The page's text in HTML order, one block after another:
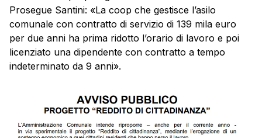
Prosegue Santini: «La coop che gestisce l’asilo
comunale con contratto di servizio di 139 mila euro
per due anni ha prima ridotto l’orario di lavoro e poi
licenziato una dipendente con contratto a tempo
indeterminato da 9 anni».